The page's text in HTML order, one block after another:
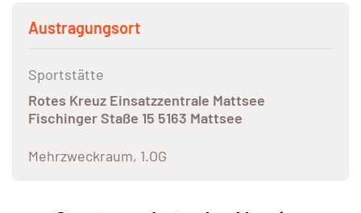
Austragungsort
Sportstätte
Rotes Kreuz Einsatzzentrale Mattsee
Fischinger Staße 15 5163 Mattsee
Mehrzweckraum, 1.OG